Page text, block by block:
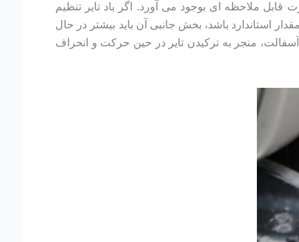
ملاحظه ای بوجود می آورد. اگر باد تایر تنظیم
استاندارد باشد، بخش جانبی آن باید بیشتر در حال
منجر به ترکیدن تایر در حین حرکت و انحراف